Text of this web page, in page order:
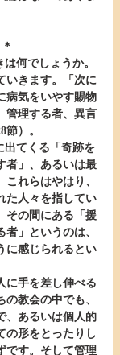
いきます。「次に
病気をいやす賜物
管理する者、異言
）。
者」、あるいは最
れらはやはり、
た人々を指してい
その間にある「援
」というのは、
に感じられるとい
に手を差し伸べる
教会の中でも、
、あるいは個人的
の形をとったりし
です。そして管理